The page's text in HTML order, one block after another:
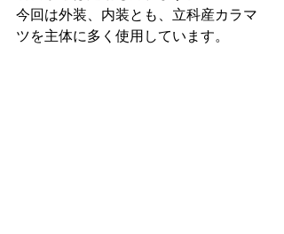
今回は外装、内装とも、立科産カラマ
ツを主体に多く使用しています。